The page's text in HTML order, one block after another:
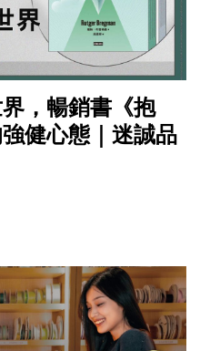
，暢銷書《抱
健心態｜迷誠品